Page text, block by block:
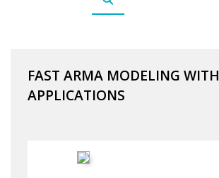
FAST ARMA MODELING WITH
APPLICATIONS